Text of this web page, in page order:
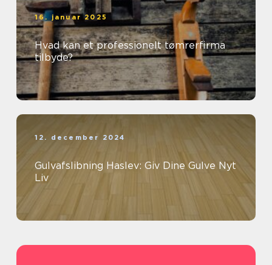
16. januar 2025
Hvad kan et professionelt tømrerfirma
tilbyde?
12. december 2024
Gulvafslibning Haslev: Giv Dine Gulve Nyt
Liv